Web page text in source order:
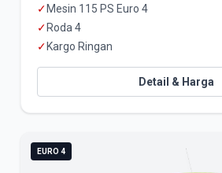
✓ Mesin 115 PS Euro 4
✓ Roda 4
✓ Kargo Ringan
Detail & Harga
EURO 4